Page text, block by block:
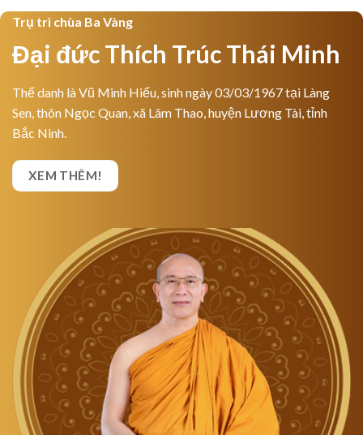
Trụ trì chùa Ba Vàng
Đại đức Thích Trúc Thái Minh
Thế danh là Vũ Minh Hiếu, sinh ngày 03/03/1967 tại Làng
Sen, thôn Ngọc Quan, xã Lâm Thao, huyện Lương Tài, tỉnh
Bắc Ninh.
XEM THÊM!